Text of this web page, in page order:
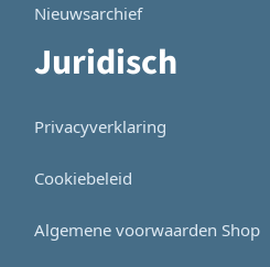
Nieuwsarchief
Juridisch
Privacyverklaring
Cookiebeleid
Algemene voorwaarden Shop